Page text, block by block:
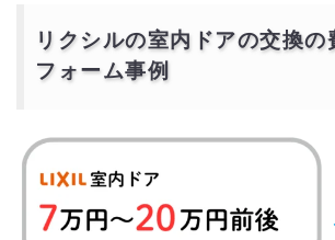
リクシルの室内ドアの交換の
フォーム事例